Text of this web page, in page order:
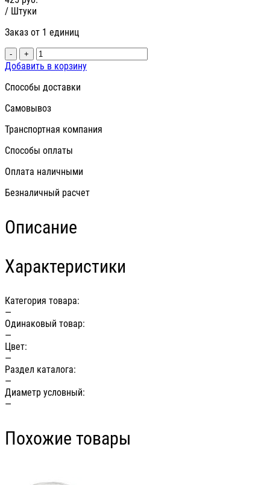
/ Штуки
Заказ от 1 единиц
- +
Добавить в корзину
Способы доставки
Самовывоз
Транспортная компания
Способы оплаты
Оплата наличными
Безналичный расчет
Описание
Характеристики
Категория товара:
—
Одинаковый товар:
—
Цвет:
—
Раздел каталога:
—
Диаметр условный:
—
Похожие товары